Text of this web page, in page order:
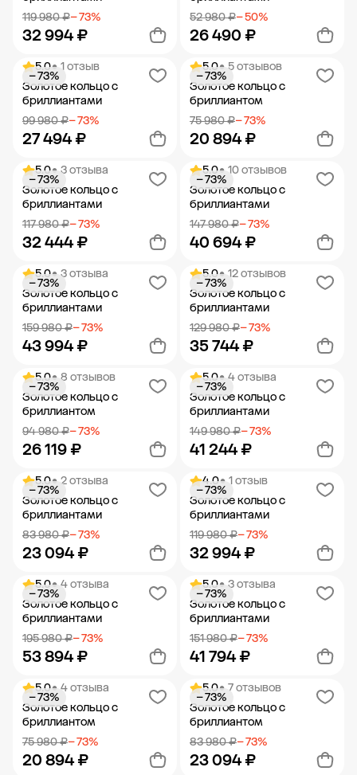
119 980 ₽− 73%
32 994 ₽
Добавить в корзину
52 980 ₽− 50%
26 490 ₽
Добавить в корзину
5.0• 1 отзыв
Золотое кольцо с
бриллиантами
99 980 ₽− 73%
27 494 ₽
− 73%
Добавить в корзину
5.0• 5 отзывов
Золотое кольцо с
бриллиантом
75 980 ₽− 73%
20 894 ₽
− 73%
Добавить в корзину
5.0• 3 отзыва
Золотое кольцо с
бриллиантами
117 980 ₽− 73%
32 444 ₽
− 73%
Добавить в корзину
5.0• 10 отзывов
Золотое кольцо с
бриллиантами
147 980 ₽− 73%
40 694 ₽
− 73%
Добавить в корзину
5.0• 3 отзыва
Золотое кольцо с
бриллиантами
159 980 ₽− 73%
43 994 ₽
− 73%
Добавить в корзину
5.0• 12 отзывов
Золотое кольцо с
бриллиантами
129 980 ₽− 73%
35 744 ₽
− 73%
Добавить в корзину
5.0• 8 отзывов
Золотое кольцо с
бриллиантом
94 980 ₽− 73%
26 119 ₽
− 73%
Добавить в корзину
5.0• 4 отзыва
Золотое кольцо с
бриллиантами
149 980 ₽− 73%
41 244 ₽
− 73%
Добавить в корзину
5.0• 2 отзыва
Золотое кольцо с
бриллиантами
83 980 ₽− 73%
23 094 ₽
− 73%
Добавить в корзину
4.0• 1 отзыв
Золотое кольцо с
бриллиантами
119 980 ₽− 73%
32 994 ₽
− 73%
Добавить в корзину
5.0• 4 отзыва
Золотое кольцо с
бриллиантами
195 980 ₽− 73%
53 894 ₽
− 73%
Добавить в корзину
5.0• 3 отзыва
Золотое кольцо с
бриллиантами
151 980 ₽− 73%
41 794 ₽
− 73%
Добавить в корзину
5.0• 4 отзыва
Золотое кольцо с
бриллиантом
75 980 ₽− 73%
20 894 ₽
− 73%
5.0• 7 отзывов
Золотое кольцо с
бриллиантом
83 980 ₽− 73%
23 094 ₽
− 73%